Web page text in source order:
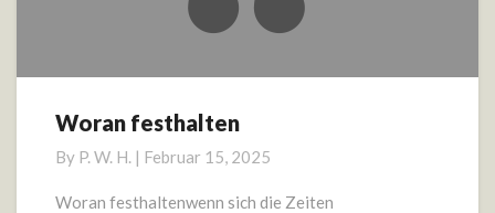
Woran
Woran festhalten
By P. W. H. | Februar 15, 2025
Woran festhaltenwenn sich die Zeiten